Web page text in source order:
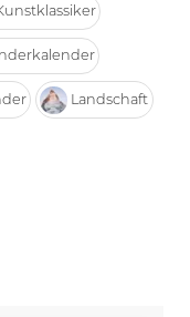
Landschaft